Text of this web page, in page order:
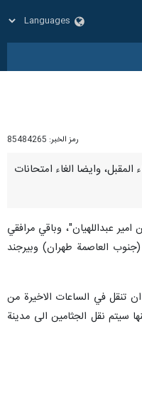
رمز الخبر: 85484265
المقبل، وايضا الغاء امتحانات
عبداللهيان"، وباقي مرافقي
(جنوب العاصمة طهران) وبيرجند
تنقل في الساعات الاخيرة من
سيتم نقل الجثامين الى مدينة